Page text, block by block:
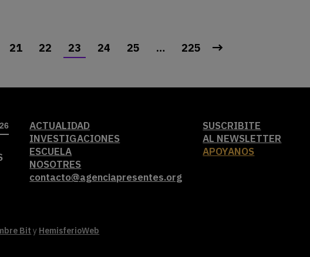
21 22 23 24 25 … 225
ACTUALIDAD
INVESTIGACIONES
ESCUELA
NOSOTRES
contacto@agenciapresentes.org
SUSCRIBITE
AL NEWSLETTER
APOYANOS
Bit y HemisferioWeb